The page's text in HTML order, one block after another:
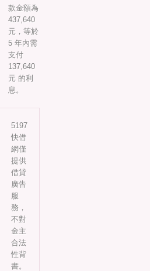
款金額為
437,640
元，等於
5 年內需
支付
137,640
元 的利
息。
5197
快借
網僅
提供
借貸
廣告
服
務，
不對
金主
合法
性背
書。